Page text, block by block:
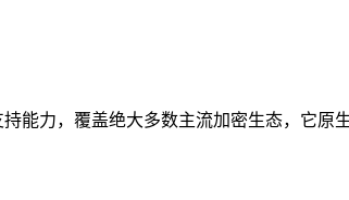
能力，覆盖绝大多数主流加密生态，它原